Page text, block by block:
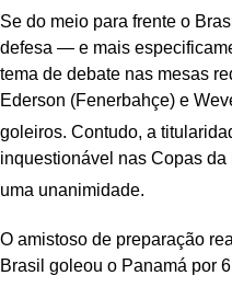
Se do meio para frente o
defesa — e mais
tema de debate nas mesas
Ederson (Fenerbahçe) e
goleiros. Contudo, a
inquestionável nas Copas
uma unanimidade.
O amistoso de preparação
Brasil goleou o Panamá por